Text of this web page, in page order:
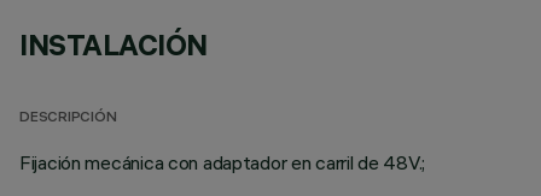
INSTALACIÓN
DESCRIPCIÓN
Fijación mecánica con adaptador en carril de 48V.;